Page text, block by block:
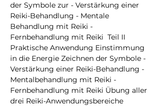
der Symbole zur - Verstärkung einer
Reiki-Behandlung - Mentale
Behandlung mit Reiki -
Fernbehandlung mit Reiki  Teil II
Praktische Anwendung Einstimmung
in die Energie Zeichnen der Symbole -
Verstärkung einer Reiki-Behandlung -
Mentalbehandlung mit Reiki -
Fernbehandlung mit Reiki Übung aller
drei Reiki-Anwendungsbereiche